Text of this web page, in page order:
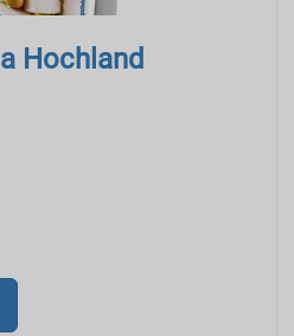
Hochland